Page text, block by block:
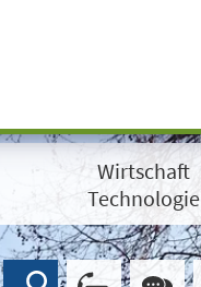
Wirtschaft
Technologie